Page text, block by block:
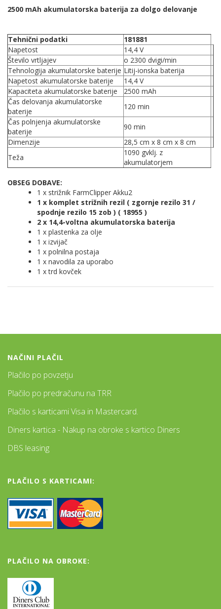
2500 mAh akumulatorska baterija za dolgo delovanje
Tehnični podatki
181881
Napetost
14,4 V
Število vrtljajev
o 2300 dvigi/min
Tehnologija akumulatorske baterije Litij-ionska baterija
Napetost akumulatorske baterije
14,4 V
Kapaciteta akumulatorske baterije
2500 mAh
Čas delovanja akumulatorske
baterije
120 min
Čas polnjenja akumulatorske
baterije
90 min
Dimenzije
28,5 cm x 8 cm x 8 cm
Teža
1090 gvklj. z
akumulatorjem
OBSEG DOBAVE:
1 x strižnik FarmClipper Akku2
1 x komplet strižnih rezil ( zgornje rezilo 31 /
spodnje rezilo 15 zob ) ( 18955 )
2 x 14,4-voltna akumulatorska baterija
1 x plastenka za olje
1 x izvijač
1 x polnilna postaja
1 x navodila za uporabo
1 x trd kovček
NAČINI PLAČIL
Plačilo po povzetju
Plačilo po predračunu na TRR
Plačilo s karticami Visa in Mastercard.
Diners kartica - Nakup na obroke s kartico Diners
DBS leasing
PLAČILO S KARTICAMI:
PLAČILO NA OBROKE: